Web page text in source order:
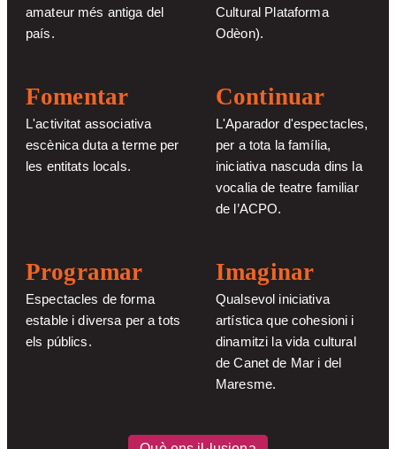
amateur més antiga del
país.
Cultural Plataforma
Odèon).
Fomentar
L'activitat associativa
escènica duta a terme per
les entitats locals.
Continuar
L'Aparador d'espectacles,
per a tota la família,
iniciativa nascuda dins la
vocalia de teatre familiar
de l’ACPO.
Programar
Espectacles de forma
estable i diversa per a tots
els públics.
Imaginar
Qualsevol iniciativa
artística que cohesioni i
dinamitzi la vida cultural
de Canet de Mar i del
Maresme.